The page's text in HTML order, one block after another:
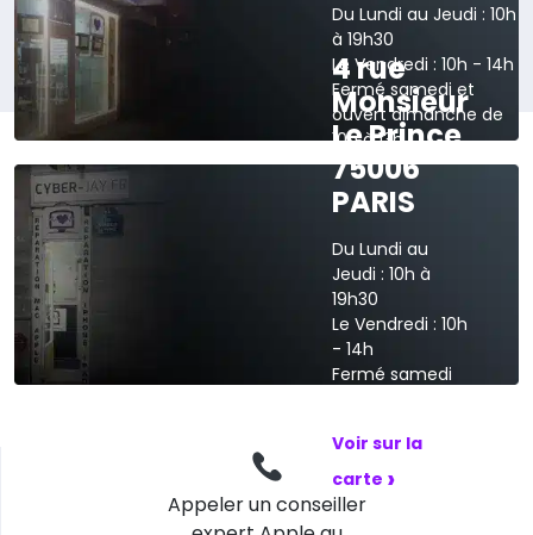
Du Lundi au Jeudi : 10h
à 19h30
Le Vendredi : 10h - 14h
Fermé samedi et
ouvert dimanche de
10h à 13h
Voir sur la carte
4 rue
Monsieur
Le Prince
75006
PARIS
Du Lundi au
Jeudi : 10h à
19h30
Le Vendredi : 10h
- 14h
Fermé samedi
Voir sur la
carte ›
Appeler un conseiller